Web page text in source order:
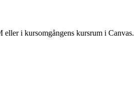
i kursomgångens kursrum i Canvas.